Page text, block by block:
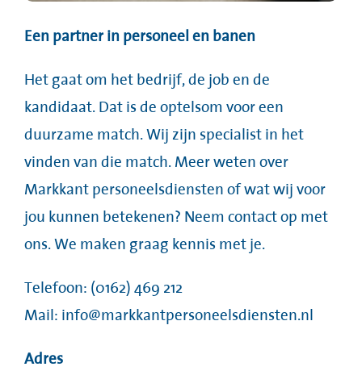
Een partner in personeel en banen
Het gaat om het bedrijf, de job en de
kandidaat. Dat is de optelsom voor een
duurzame match. Wij zijn specialist in het
vinden van die match. Meer weten over
Markkant personeelsdiensten of wat wij voor
jou kunnen betekenen? Neem contact op met
ons. We maken graag kennis met je.
Telefoon: (0162) 469 212
Mail: info@markkantpersoneelsdiensten.nl
Adres